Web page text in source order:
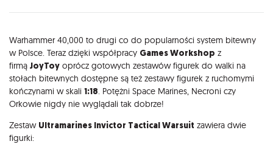
Opis
Warhammer 40,000 to drugi co do popularności system bitewny
w Polsce. Teraz dzięki współpracy Games Workshop z
firmą JoyToy oprócz gotowych zestawów figurek do walki na
stołach bitewnych dostępne są też zestawy figurek z ruchomymi
kończynami w skali 1:18. Potężni Space Marines, Necroni czy
Orkowie nigdy nie wyglądali tak dobrze!
Zestaw Ultramarines Invictor Tactical Warsuit zawiera dwie
figurki: